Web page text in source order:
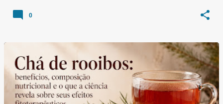
0